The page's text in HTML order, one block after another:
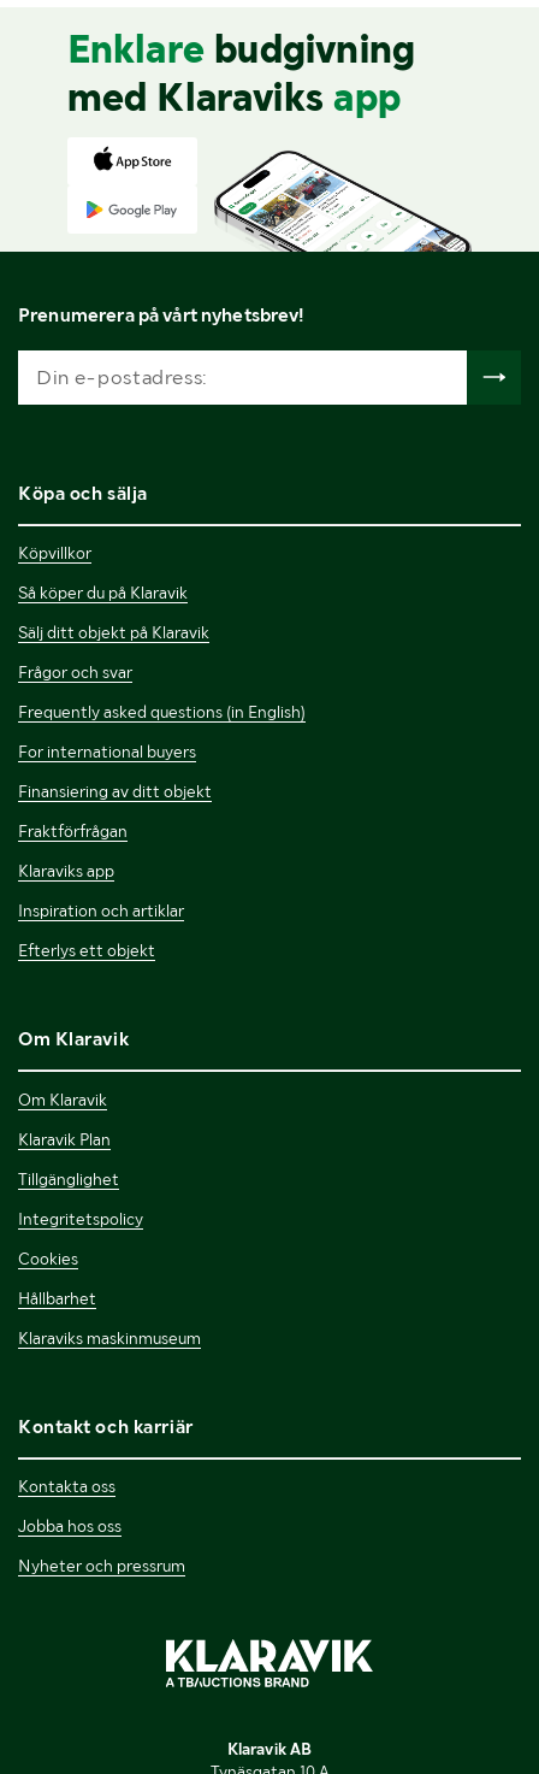
Enklare budgivning
med Klaraviks app
Prenumerera på vårt nyhetsbrev!
Köpa och sälja
Köpvillkor
Så köper du på Klaravik
Sälj ditt objekt på Klaravik
Frågor och svar
Frequently asked questions (in English)
For international buyers
Finansiering av ditt objekt
Fraktförfrågan
Klaraviks app
Inspiration och artiklar
Efterlys ett objekt
Om Klaravik
Om Klaravik
Klaravik Plan
Tillgänglighet
Integritetspolicy
Cookies
Hållbarhet
Klaraviks maskinmuseum
Kontakt och karriär
Kontakta oss
Jobba hos oss
Nyheter och pressrum
Klaravik AB